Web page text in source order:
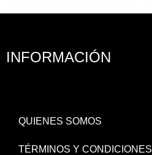
INFORMACIÓN
QUIENES SOMOS
TÉRMINOS Y CONDICIONES